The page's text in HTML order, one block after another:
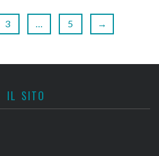
3 … 5 →
IL SITO